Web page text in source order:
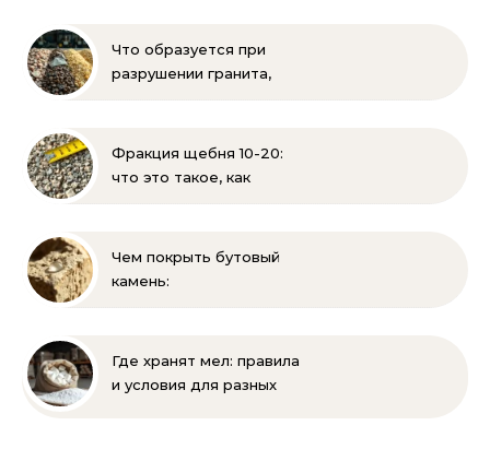
Что образуется при
разрушении гранита,
Геология и
Фракция щебня 10-20:
что это такое, как
Чем покрыть бутовый
камень:
известняка
Где хранят мел: правила
и условия для разных